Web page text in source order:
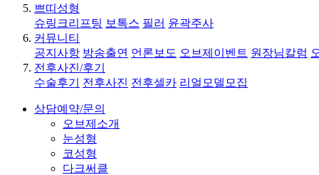
쁘띠성형
슈링크리프팅 보톡스 필러 윤곽주사
커뮤니티
공지사항 방송출연 언론보도 오브제이벤트 원장님칼럼
전후사진/후기
수술후기
전후사진 전후셀카 리얼모델모집
상담예약/문의
오브제소개
눈성형
코성형
다크써클